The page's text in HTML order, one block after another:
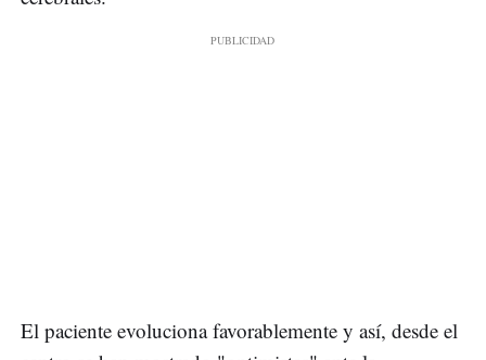
El paciente evoluciona favorablemente y así, desde el